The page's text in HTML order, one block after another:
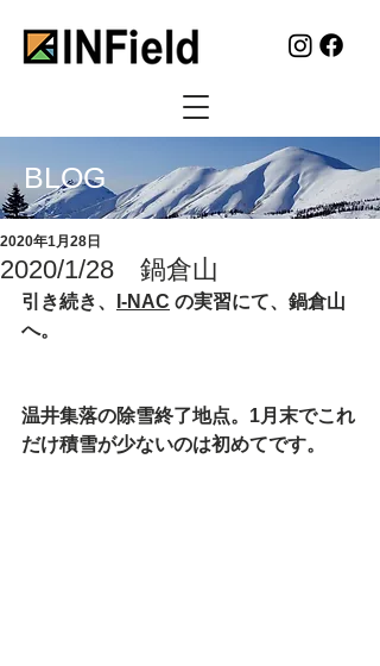
BLOG
2020/1/28 鍋倉山
2020年1月28日
引き続き、 I-NAC の実習にて、鍋倉山
へ。
温井集落の除雪終了地点。1月末でこれ
だけ積雪が少ないのは初めてです。